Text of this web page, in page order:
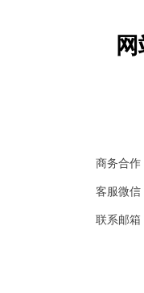
商务合作
客服微信
联系邮箱